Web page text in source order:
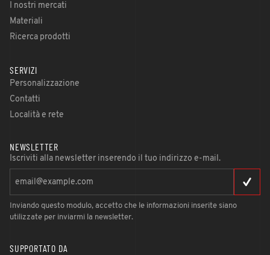
I nostri mercati
Materiali
Ricerca prodotti
SERVIZI
Personalizzazione
Contatti
Località e rete
NEWSLETTER
Iscriviti alla newsletter inserendo il tuo indirizzo e-mail.
Inviando questo modulo, accetto che le informazioni inserite siano
utilizzate per inviarmi la newsletter.
SUPPORTATO DA